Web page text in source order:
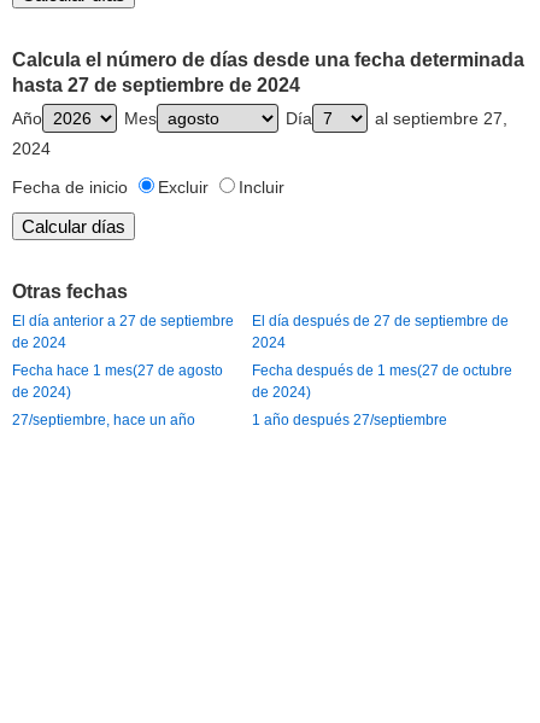
Calcula el número de días desde una fecha determinada
hasta 27 de septiembre de 2024
Año Mes Día
al septiembre 27,
2024
Fecha de inicio
Excluir Incluir
Otras fechas
El día anterior a 27 de septiembre
de 2024
El día después de 27 de septiembre de
2024
Fecha hace 1 mes(27 de agosto
de 2024)
Fecha después de 1 mes(27 de octubre
de 2024)
27/septiembre, hace un año
1 año después 27/septiembre